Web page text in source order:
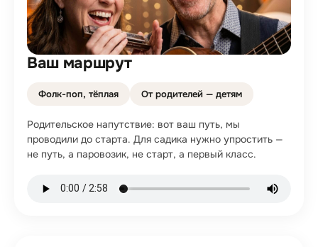
Ваш маршрут
Фолк-поп, тёплая От родителей — детям
Родительское напутствие: вот ваш путь, мы
проводили до старта. Для садика нужно упростить —
не путь, а паровозик, не старт, а первый класс.